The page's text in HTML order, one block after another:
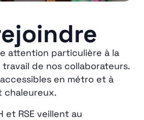
attention particulière à la
de nos collaborateurs.
en métro et à
chaleureux.
et RSE veillent au